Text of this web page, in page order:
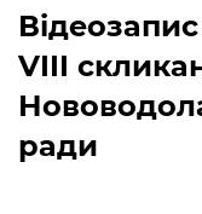
Відеозапис
VIII
ради